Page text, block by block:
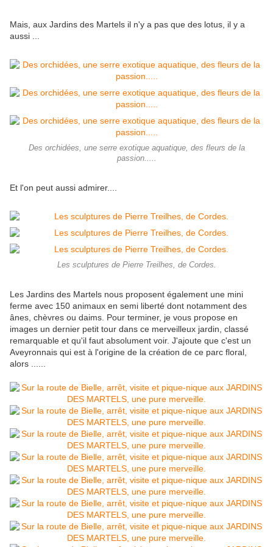
Mais, aux Jardins des Martels il n'y a pas que des lotus, il y a
aussi ...
Des orchidées, une serre exotique aquatique, des fleurs de la
passion.....
Et l'on peut aussi admirer....
Les sculptures de Pierre Treilhes, de Cordes.
Les Jardins des Martels nous proposent également une mini
ferme avec 150 animaux en semi liberté dont notamment des
ânes, chèvres ou daims. Pour terminer, je vous propose en
images un dernier petit tour dans ce merveilleux jardin, classé
remarquable et qu'il faut absolument voir. J'ajoute que c'est un
Aveyronnais qui est à l'origine de la création de ce parc floral,
alors ......